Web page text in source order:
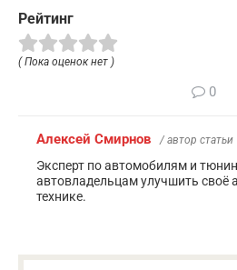
Рейтинг
( Пока оценок нет )
0
Алексей Смирнов / автор статьи
Эксперт по автомобилям и
автовладельцам улучшить своё
технике.